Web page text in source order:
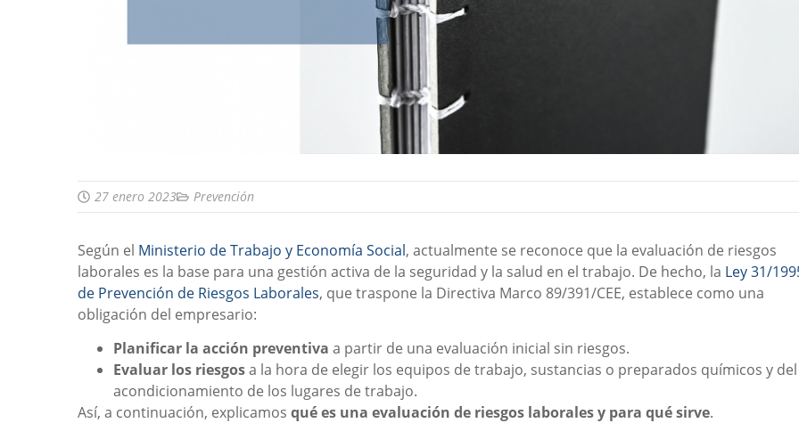
27 enero 2023 Prevención
Según el Ministerio de Trabajo y Economía Social, actualmente se reconoce que la evaluación de riesgos
laborales es la base para una gestión activa de la seguridad y la salud en el trabajo. De hecho, la Ley 31/
de Prevención de Riesgos Laborales, que traspone la Directiva Marco 89/391/CEE, establece como una
obligación del empresario:
Planificar la acción preventiva a partir de una evaluación inicial sin riesgos.
Evaluar los riesgosa la hora de elegir los equipos de trabajo, sustancias o preparados químicos y del
acondicionamiento de los lugares de trabajo.
Así, a continuación, explicamos qué es una evaluación de riesgos laborales y para qué sirve.